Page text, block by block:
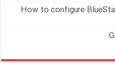
How to configure